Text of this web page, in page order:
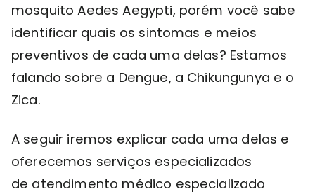
mosquito Aedes Aegypti, porém você sabe
identificar quais os sintomas e meios
preventivos de cada uma delas? Estamos
falando sobre a Dengue, a Chikungunya e o
Zica.
A seguir iremos explicar cada uma delas e
oferecemos serviços especializados
de atendimento médico especializado